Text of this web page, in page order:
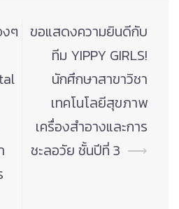
ๆ ขอแสดงความยินดีกับ
ทีม YIPPY GIRLS!
นักศึกษาสาขาวิชา
เทคโนโลยีสุขภาพ
เครื่องสำอางและการ
ชะลอวัย ชั้นปีที่ 3 ⟶